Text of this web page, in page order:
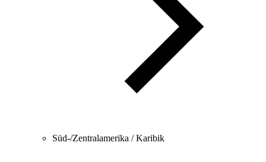
Süd-/Zentralamerika / Karibik